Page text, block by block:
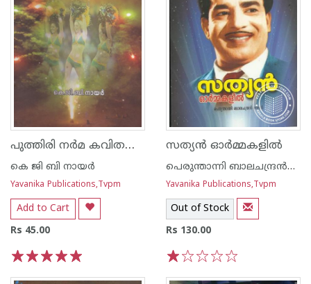
പുത്തിരി നര്‍മ കവിതകള്‍
കെ ജി ബി നായര്‍
Yavanika Publications,Tvpm
Add to Cart
Rs 45.00
സത്യന്‍ ഓര്‍മ്മകളില്‍
പെരുന്താന്നി ബാലചന്ദ്രന്‍നായര്‍
Yavanika Publications,Tvpm
Out of Stock
Rs 130.00